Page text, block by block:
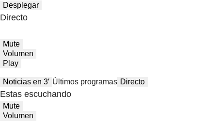
Desplegar
Directo
Mute
Volumen
Play
Noticias en 3′ Últimos programas Directo
Estas escuchando
Mute
Volumen